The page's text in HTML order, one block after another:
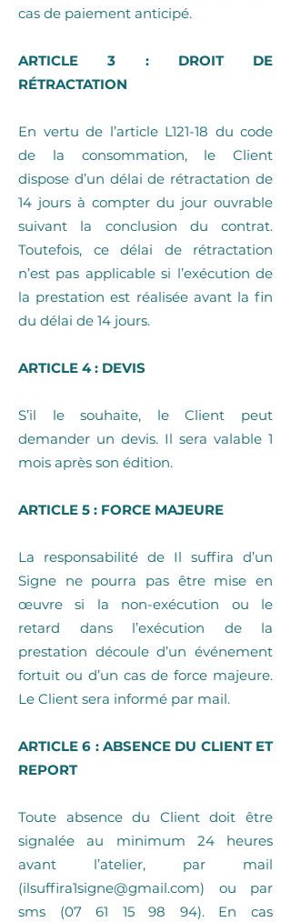
cas de paiement anticipé.
ARTICLE 3 : DROIT DE
RÉTRACTATION
En vertu de l’article L121-18 du code
de la consommation, le Client
dispose d’un délai de rétractation de
14 jours à compter du jour ouvrable
suivant la conclusion du contrat.
Toutefois, ce délai de rétractation
n’est pas applicable si l’exécution de
la prestation est réalisée avant la fin
du délai de 14 jours.
ARTICLE 4 : DEVIS
S’il le souhaite, le Client peut
demander un devis. Il sera valable 1
mois après son édition.
ARTICLE 5 : FORCE MAJEURE
La responsabilité de Il suffira d’un
Signe ne pourra pas être mise en
œuvre si la non-exécution ou le
retard dans l’exécution de la
prestation découle d’un événement
fortuit ou d’un cas de force majeure.
Le Client sera informé par mail.
ARTICLE 6 : ABSENCE DU CLIENT ET
REPORT
Toute absence du Client doit être
signalée au minimum 24 heures
avant l’atelier, par mail
(ilsuffira1signe@gmail.com) ou par
sms (07 61 15 98 94). En cas